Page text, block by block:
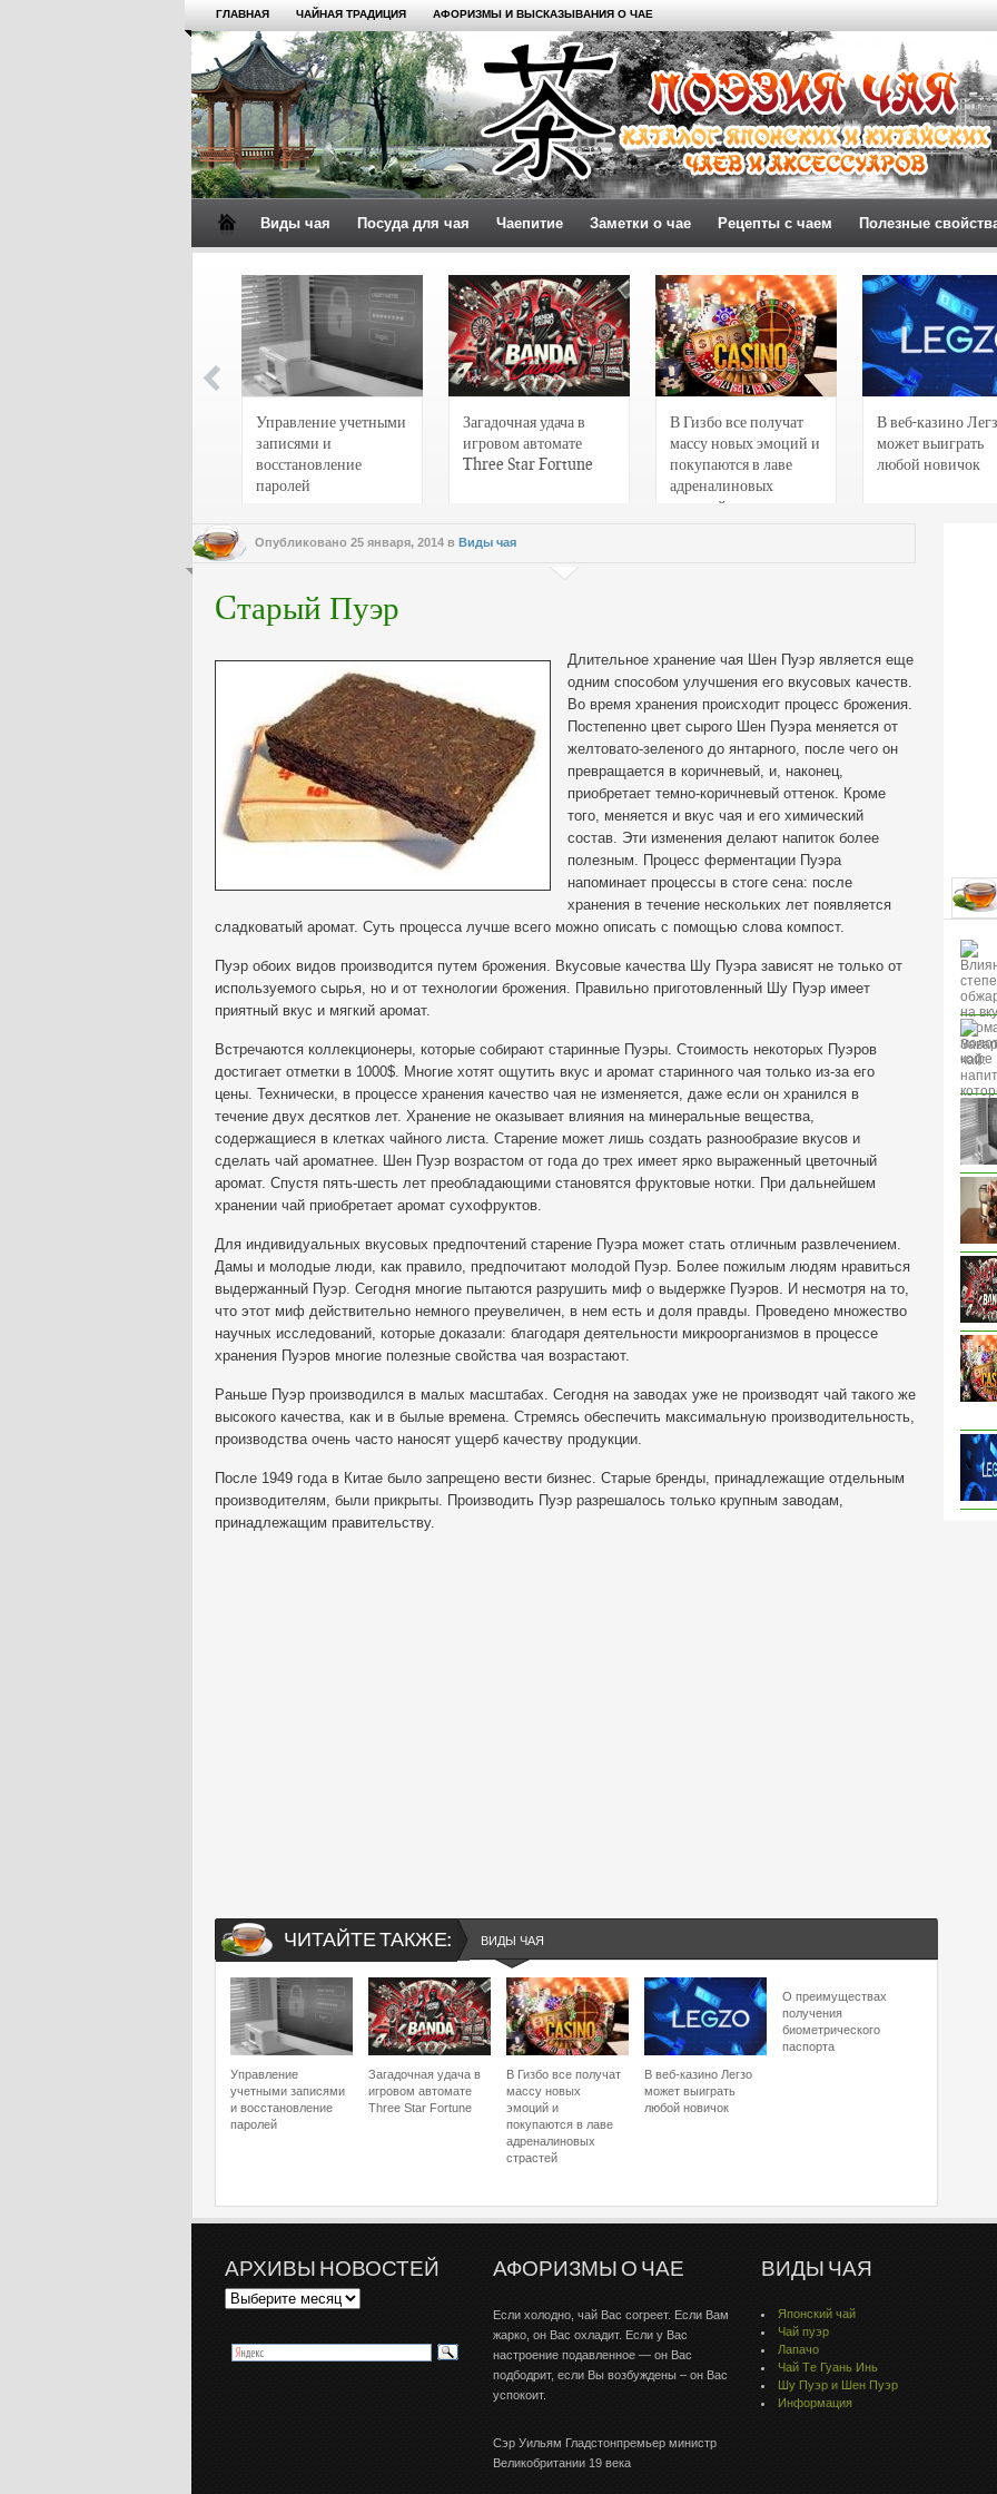
ГЛАВНАЯ ЧАЙНАЯ ТРАДИЦИЯ АФОРИЗМЫ И ВЫСКАЗЫВАНИЯ О ЧАЕ
Виды чая Посуда для чая Чаепитие Заметки о чае Рецепты с чаем Полезные
Управление учетными
записями и
восстановление
паролей
Загадочная удача в
игровом автомате
Three Star Fortune
В Гизбо все получат
массу новых эмоций и
покупаются в лаве
адреналиновых
страстей
В веб-казино
может выиграть
любой новичок
Опубликовано 25 января, 2014 в Виды чая
Cтарый Пуэр
Длительное хранение чая Шен Пуэр является еще
одним способом улучшения его вкусовых качеств.
Во время хранения происходит процесс брожения.
Постепенно цвет сырого Шен Пуэра меняется от
желтовато-зеленого до янтарного, после чего он
превращается в коричневый, и, наконец,
приобретает темно-коричневый оттенок. Кроме
того, меняется и вкус чая и его химический
состав. Эти изменения делают напиток более
полезным. Процесс ферментации Пуэра
напоминает процессы в стоге сена: после
хранения в течение нескольких лет появляется
сладковатый аромат. Суть процесса лучше всего можно описать с помощью слова компост.
Пуэр обоих видов производится путем брожения. Вкусовые качества Шу Пуэра зависят не только от
используемого сырья, но и от технологии брожения. Правильно приготовленный Шу Пуэр имеет
приятный вкус и мягкий аромат.
Встречаются коллекционеры, которые собирают старинные Пуэры. Стоимость некоторых Пуэров
достигает отметки в 1000$. Многие хотят ощутить вкус и аромат старинного чая только из-за его
цены. Технически, в процессе хранения качество чая не изменяется, даже если он хранился в
течение двух десятков лет. Хранение не оказывает влияния на минеральные вещества,
содержащиеся в клетках чайного листа. Старение может лишь создать разнообразие вкусов и
сделать чай ароматнее. Шен Пуэр возрастом от года до трех имеет ярко выраженный цветочный
аромат. Спустя пять-шесть лет преобладающими становятся фруктовые нотки. При дальнейшем
хранении чай приобретает аромат сухофруктов.
Для индивидуальных вкусовых предпочтений старение Пуэра может стать отличным развлечением.
Дамы и молодые люди, как правило, предпочитают молодой Пуэр. Более пожилым людям нравиться
выдержанный Пуэр. Сегодня многие пытаются разрушить миф о выдержке Пуэров. И несмотря на то,
что этот миф действительно немного преувеличен, в нем есть и доля правды. Проведено множество
научных исследований, которые доказали: благодаря деятельности микроорганизмов в процессе
хранения Пуэров многие полезные свойства чая возрастают.
Раньше Пуэр производился в малых масштабах. Сегодня на заводах уже не производят чай такого же
высокого качества, как и в былые времена. Стремясь обеспечить максимальную производительность,
производства очень часто наносят ущерб качеству продукции.
После 1949 года в Китае было запрещено вести бизнес. Старые бренды, принадлежащие отдельным
производителям, были прикрыты. Производить Пуэр разрешалось только крупным заводам,
принадлежащим правительству.
ЧИТАЙТЕ ТАКЖЕ: ВИДЫ ЧАЯ
Управление
учетными записями
и восстановление
паролей
Загадочная удача в
игровом автомате
Three Star Fortune
В Гизбо все получат
массу новых
эмоций и
покупаются в лаве
адреналиновых
страстей
В веб-казино Легзо
может выиграть
любой новичок
О преимуществах
получения
биометрического
паспорта
АРХИВЫ НОВОСТЕЙ АФОРИЗМЫ О ЧАЕ
Если холодно, чай Вас согреет. Если Вам
жарко, он Вас охладит. Если у Вас
настроение подавленное — он Вас
подбодрит, если Вы возбуждены – он Вас
успокоит.
Сэр Уильям Гладстонпремьер министр
Великобритании 19 века
ВИДЫ ЧАЯ
Японский чай
Чай пуэр
Лапачо
Чай Тe Гуaнь Инь
Шу Пуэр и Шен Пуэр
Информация